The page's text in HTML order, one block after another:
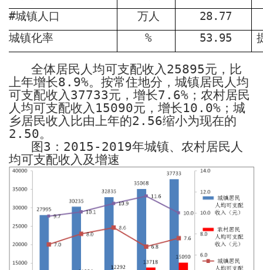
#城镇人口 万人
28.77
城镇化率
% 53.95
全体居民人均可支配收入 25895元，比
上年增长8.9%。按常住地分，城镇居民人均
可支配收入 37733元，增长7.6% ；农村居民
人均可支配收入 15090元，增长10.0% ；城
乡居民收入比由上年的2.56缩小为现在的
2.50。
图3 ： 2015-2019年城镇、农村居民人
均可支配收入及增速